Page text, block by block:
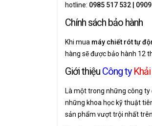
hotline: 0985 517 532 |
Chính sách bảo hành
Khi mua máy chiết rót tự
hàng sẽ được bảo hành 12
Giới thiệu Công ty
Là một trong những công ty
những khoa học kỹ thuật
sản phẩm vượt trội nhất